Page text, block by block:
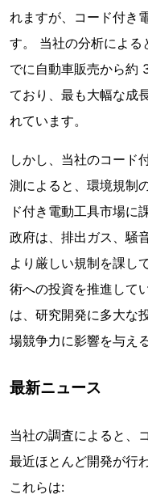
れますが、コード付き
す。 当社の分析によ
でに自動車販売から約
ており、最も大幅な成
れています。
しかし、当社のコード
測によると、環境規制
ド付き電動工具市場に
政府は、排出ガス、騒
より厳しい規制を課し
術への投資を推進して
は、研究開発に多大な
場競争力に影響を与え
最新ニュース
当社の調査によると、
最近ほとんど開発が行
これらは: